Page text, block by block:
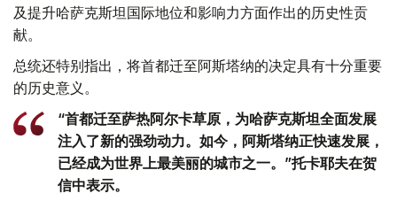
及提升哈萨克斯坦国际地位和影响力方面作出的历史性贡
献。
总统还特别指出，将首都迁至阿斯塔纳的决定具有十分重要
的历史意义。
“首都迁至萨热阿尔卡草原，为哈萨克斯坦全面发展
注入了新的强劲动力。如今，阿斯塔纳正快速发展，
已经成为世界上最美丽的城市之一。”托卡耶夫在贺
信中表示。